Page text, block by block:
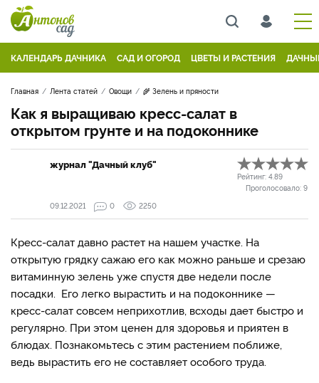
КАЛЕНДАРЬ ДАЧНИКА САД И ОГОРОД ЦВЕТЫ И РАСТЕНИЯ
Главная Лента статей Овощи 🌾 Зелень и пряности
Как я выращиваю кресс-салат в
открытом грунте и на подоконнике
журнал "Дачный клуб"
Рейтинг: 4.89
Проголосовало: 9
09.12.2021
0 2250
Кресс-салат давно растет на нашем участке. На
открытую грядку сажаю его как можно раньше и срезаю
витаминную зелень уже спустя две недели после
посадки. Его легко вырастить и на подоконнике —
кресс-салат совсем неприхотлив, всходы дает быстро и
регулярно. При этом ценен для здоровья и приятен в
блюдах. Познакомьтесь с этим растением поближе,
ведь вырастить его не составляет особого труда.